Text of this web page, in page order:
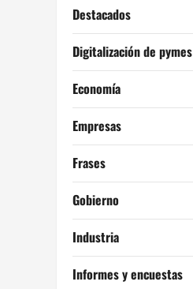
Destacados
Digitalización de pymes
Economía
Empresas
Frases
Gobierno
Industria
Informes y encuestas